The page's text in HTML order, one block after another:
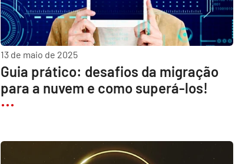
13 de maio de 2025
Guia prático: desafios da migração
para a nuvem e como superá-los!